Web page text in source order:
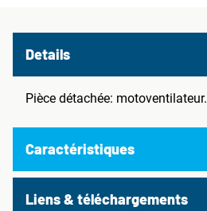
Details
Pièce détachée: motoventilateur.
Caractéristiques
Liens & téléchargements